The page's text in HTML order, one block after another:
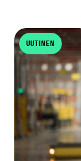
UUTINEN